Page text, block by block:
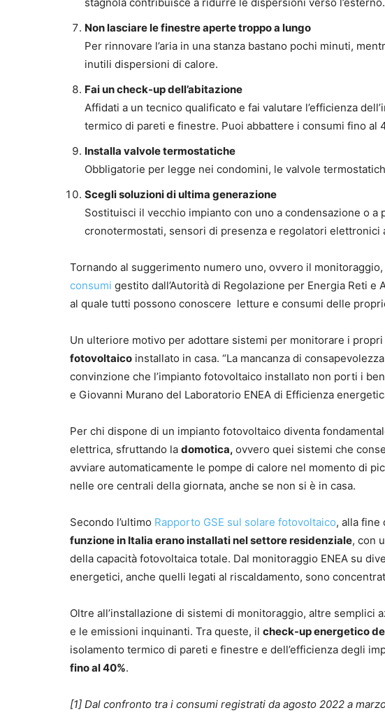
Non lasciare le finestre aperte troppo a lungo
Per rinnovare l’aria in una stanza bastano pochi minuti,
inutili dispersioni di calore.
Fai un check-up dell’abitazione
Affidati a un tecnico qualificato e fai valutare l’efficienza
termico di pareti e finestre. Puoi abbattere i consumi fino al
Installa valvole termostatiche
Obbligatorie per legge nei condomini, le valvole
Scegli soluzioni di ultima generazione
Sostituisci il vecchio impianto con uno a condensazione o a
cronotermostati, sensori di presenza e regolatori elettronici
Tornando al suggerimento numero uno, ovvero il
consumi gestito dall’Autorità di Regolazione per Energia Reti
al quale tutti possono conoscere letture e consumi delle
Un ulteriore motivo per adottare sistemi per monitorare i
fotovoltaico installato in casa. “La mancanza di
convinzione che l’impianto fotovoltaico installato non porti i
e Giovanni Murano del Laboratorio ENEA di Efficienza
Per chi dispone di un impianto fotovoltaico diventa
elettrica, sfruttando la domotica, ovvero quei sistemi che
avviare automaticamente le pompe di calore nel momento di
nelle ore centrali della giornata, anche se non si è in casa.
Secondo l’ultimo Rapporto GSE sul solare fotovoltaico, alla fine
funzione in Italia erano installati nel settore residenziale, con
della capacità fotovoltaica totale. Dal monitoraggio ENEA su
energetici, anche quelli legati al riscaldamento, sono
Oltre all’installazione di sistemi di monitoraggio, altre
e le emissioni inquinanti. Tra queste, il check-up energetico
isolamento termico di pareti e finestre e dell’efficienza degli
fino al 40%.
[1] Dal confronto tra i consumi registrati da agosto 2022 a